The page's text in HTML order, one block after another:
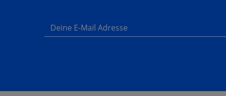
Deine E-Mail Adresse